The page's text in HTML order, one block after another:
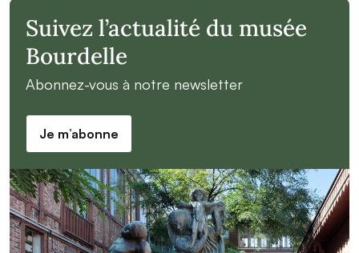
Suivez l’actualité du musée
Bourdelle
Abonnez-vous à notre newsletter
Je m’abonne